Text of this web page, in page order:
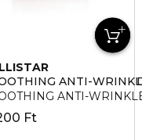
PEPTIDE FACE
ANTI-
ANTI-
Ft